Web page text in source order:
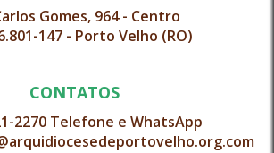
Gomes, 964 - Centro
147 - Porto Velho (RO)
CONTATOS
2270 Telefone e WhatsApp